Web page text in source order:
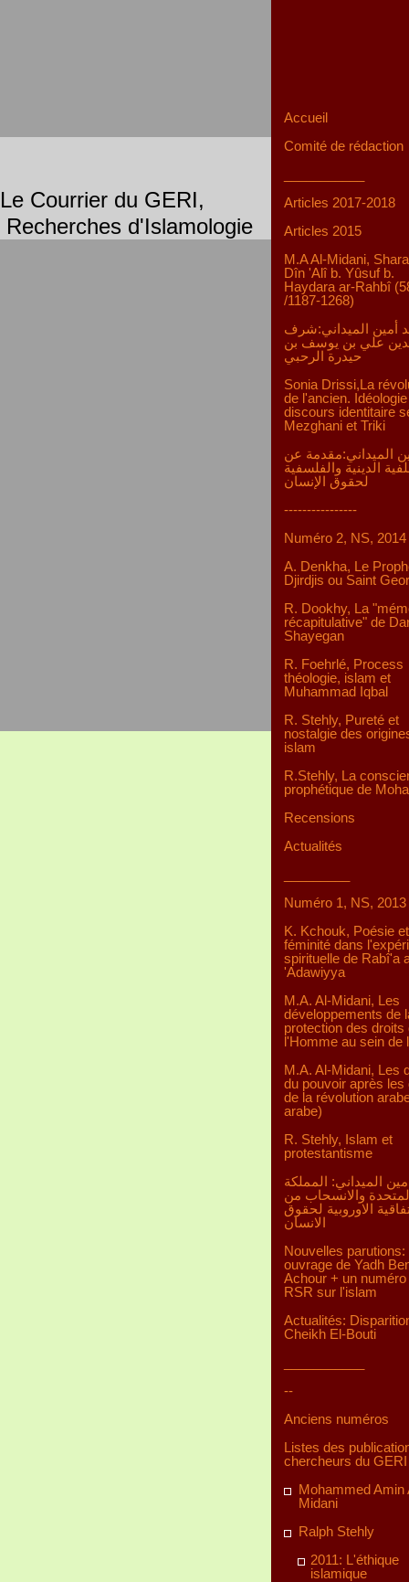
Le Courrier du GERI,
Recherches d'Islamologie
Accueil
Comité de rédaction
Articles 2017-2018
Articles 2015
M.A Al-Midani,
Dîn 'Alî b. Yûsuf b.
Haydara ar-Rahbî
/1187-1268)
أمين الميداني:شرف
علي بن يوسف بن
حيدرة الرحبي
Sonia Drissi,La
de l'ancien.
discours identitaire
Mezghani et Triki
الميداني:مقدمة عن
الدينية والفلسفية
لحقوق الإنسان
----------------
Numéro 2, NS, 2014
A. Denkha, Le
Djirdjis ou Saint
R. Dookhy, La
récapitulative" de
Shayegan
R. Foehrlé, Process
théologie, islam et
Muhammad Iqbal
R. Stehly, Pureté et
nostalgie des
islam
R.Stehly, La
prophétique de
Recensions
Actualités
Numéro 1, NS, 2013
K. Kchouk, Poésie et
féminité dans
spirituelle de Rabî'a
'Adawiyya
M.A. Al-Midani, Les
développements de
protection des droits
l'Homme au sein de
M.A. Al-Midani, Les
du pouvoir après les
de la révolution
arabe)
R. Stehly, Islam et
protestantisme
الميداني: المملكة
والانسحاب من
الاوروبية لحقوق
الانسان
Nouvelles parutions:
ouvrage de Yadh
Achour + un numéro
RSR sur l'islam
Actualités:
Cheikh El-Bouti
--
Anciens numéros
Listes des
chercheurs du GERI
Mohammed Amin
Midani
Ralph Stehly
2011: L'éthique
islamique